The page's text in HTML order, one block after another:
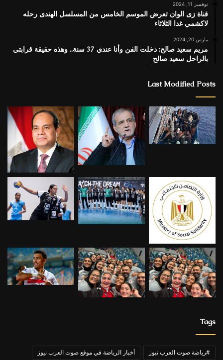
نوفمبر 11, 2024
قناة زى الوان تعرض الموسم الخامس من المسلسل الهندى رحله
لاكشمي غدا الثلاثاء
مارس 20, 2024
مريم سعيد صالح: دخلت الفن وأنا عندي 37 سنة.. وهذه حقيقة قرابتي
بالراحل سعيد صالح
Last Modified Posts
Tags
#رياضة صوت العرب نيوز أخبار الرياضة في موقع صوت العرب نيوز